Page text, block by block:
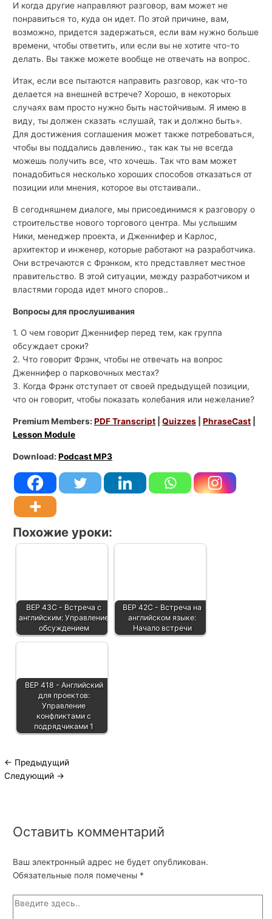
И когда другие направляют разговор, вам может не
понравиться то, куда он идет. По этой причине, вам,
возможно, придется задержаться, если вам нужно больше
времени, чтобы ответить, или если вы не хотите что-то
делать. Вы также можете вообще не отвечать на вопрос.
Итак, если все пытаются направить разговор, как что-то
делается на внешней встрече? Хорошо, в некоторых
случаях вам просто нужно быть настойчивым. Я имею в
виду, ты должен сказать «слушай, так и должно быть».
Для достижения соглашения может также потребоваться,
чтобы вы поддались давлению., так как ты не всегда
можешь получить все, что хочешь. Так что вам может
понадобиться несколько хороших способов отказаться от
позиции или мнения, которое вы отстаивали..
В сегодняшнем диалоге, мы присоединимся к разговору о
строительстве нового торгового центра. Мы услышим
Ники, менеджер проекта, и Дженнифер и Карлос,
архитектор и инженер, которые работают на разработчика.
Они встречаются с Фрэнком, кто представляет местное
правительство. В этой ситуации, между разработчиком и
властями города идет много споров..
Вопросы для прослушивания
1. О чем говорит Дженнифер перед тем, как группа
обсуждает сроки?
2. Что говорит Фрэнк, чтобы не отвечать на вопрос
Дженнифер о парковочных местах?
3. Когда Фрэнк отступает от своей предыдущей позиции,
что он говорит, чтобы показать колебания или нежелание?
Premium Members:PDF Transcript |Quizzes |PhraseCast
Lesson Module
Download:Podcast MP3
Похожие уроки:
BEP 43C - Встреча с
английским: Управление
обсуждением
BEP 42C - Встреча на
английском языке:
Начало встречи
BEP 418 - Английский
для проектов:
Управление
конфликтами с
подрядчиками 1
← Предыдущий
Следующий →
Оставить комментарий
Ваш электронный адрес не будет опубликован.
Обязательные поля помечены *